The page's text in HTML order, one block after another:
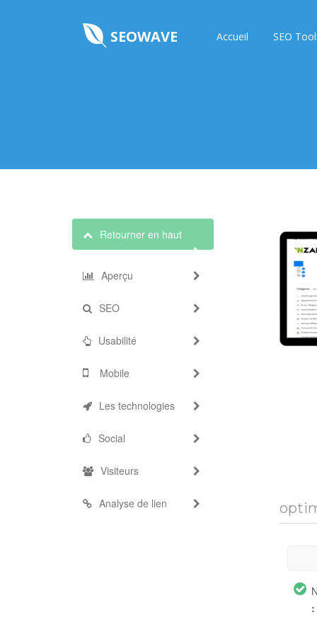
SEOWAVE Accueil SEO
Retourner en haut
Aperçu
SEO
Usabilité
Mobile
Les technologies
Social
Visiteurs
Analyse de lien
: